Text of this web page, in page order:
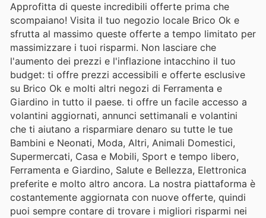
Approfitta di queste incredibili offerte prima che
scompaiano! Visita il tuo negozio locale Brico Ok e
sfrutta al massimo queste offerte a tempo limitato per
massimizzare i tuoi risparmi. Non lasciare che
l'aumento dei prezzi e l'inflazione intacchino il tuo
budget: ti offre prezzi accessibili e offerte esclusive
su Brico Ok e molti altri negozi di Ferramenta e
Giardino in tutto il paese. ti offre un facile accesso a
volantini aggiornati, annunci settimanali e volantini
che ti aiutano a risparmiare denaro su tutte le tue
Bambini e Neonati, Moda, Altri, Animali Domestici,
Supermercati, Casa e Mobili, Sport e tempo libero,
Ferramenta e Giardino, Salute e Bellezza, Elettronica
preferite e molto altro ancora. La nostra piattaforma è
costantemente aggiornata con nuove offerte, quindi
puoi sempre contare di trovare i migliori risparmi nei